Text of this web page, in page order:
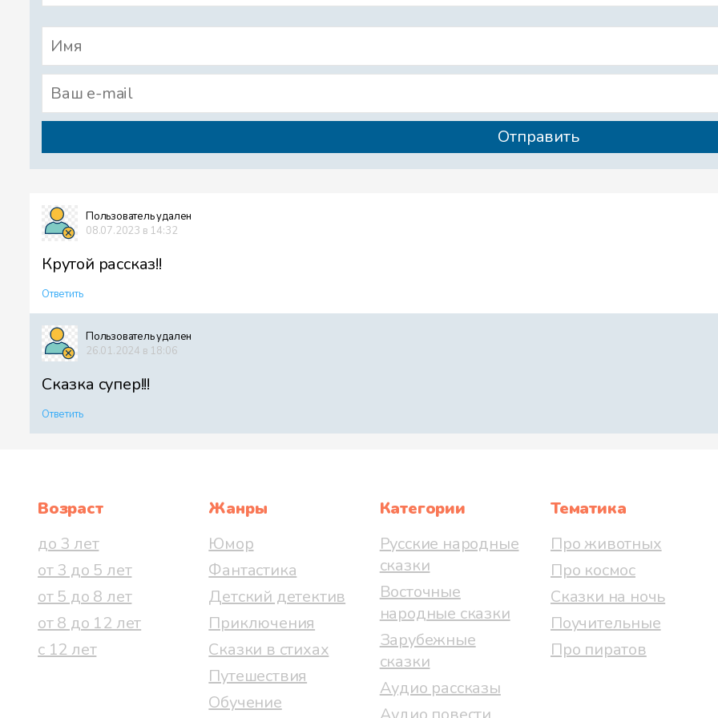
Пользователь удален
08.07.2023 в 14:32
Крутой рассказ!!
Ответить
Пользователь удален
26.01.2024 в 18:06
Сказка супер!!!
Ответить
Возраст
до 3 лет
от 3 до 5 лет
от 5 до 8 лет
от 8 до 12 лет
с 12 лет
Жанры
Юмор
Фантастика
Детский детектив
Приключения
Сказки в стихах
Путешествия
Обучение
Категории
Русские народные
сказки
Восточные
народные сказки
Зарубежные
сказки
Аудио рассказы
Тематика
Про животных
Про космос
Сказки на ночь
Поучительные
Про пиратов